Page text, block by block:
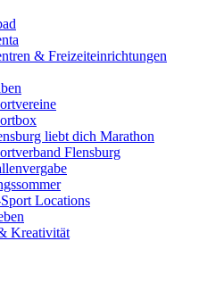
& Freizeiteinrichtungen
liebt dich Marathon
Flensburg
Locations
Kreativität